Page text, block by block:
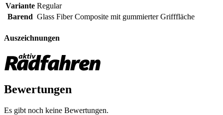
Variante Regular
Barend Glass Fiber Composite mit gummierter Grifffläche
Auszeichnungen
Bewertungen
Es gibt noch keine Bewertungen.